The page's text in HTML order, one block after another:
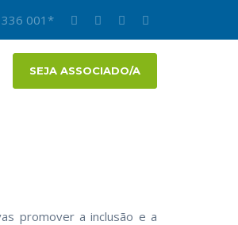
001*
SEJA ASSOCIADO/A
promover a inclusão e a